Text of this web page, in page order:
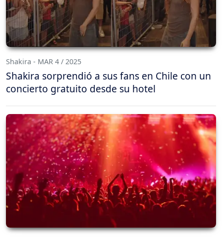
Shakira - MAR 4 / 2025
Shakira sorprendió a sus fans en Chile con un
concierto gratuito desde su hotel